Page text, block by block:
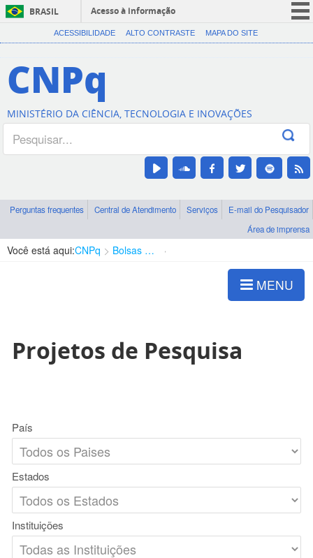
BRASIL
Acesso à informação
CORONAVÍRUS (COVID-19)
Canais
ACESSIBILIDADE ALTO CONTRASTE MAPA DO SITE
CNPq
MINISTÉRIO DA CIÊNCIA, TECNOLOGIA E INOVAÇÕES
Perguntas frequentes Central de Atendimento Serviços
E-mail do Pesquisador
Área de imprensa
Você está aqui:CNPq Bolsas e Auxílios Vigentes
MENU
Projetos de Pesquisa
País
Estados
Instituições